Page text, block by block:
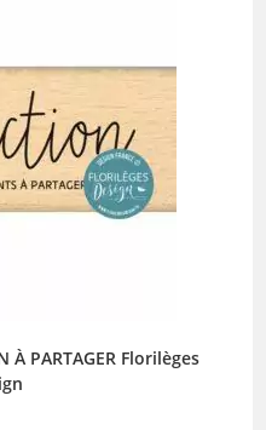
À PARTAGER Florilèges